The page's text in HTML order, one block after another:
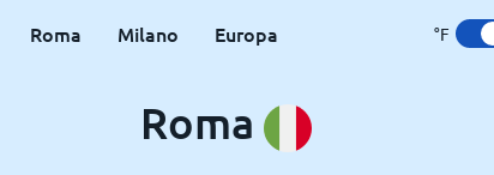
Roma Milano Europa °F
Roma